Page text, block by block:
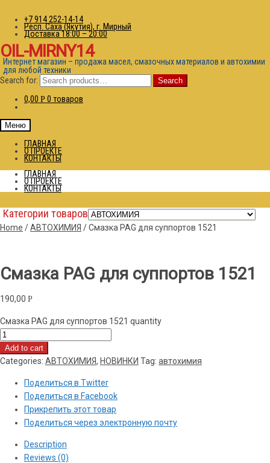
+7 914 252-14-14
Респ. Саха (Якутия), г. Мирный
Доставка 18:00 – 20:00
OIL-MIRNY14
Интернет магазин – продажа масел, смазочных материалов и автохимии
для любой техники
Search for:
Search
0,00 Р 0 товаров
Меню
ГЛАВНАЯ
О ПРОЕКТЕ
КОНТАКТЫ
ГЛАВНАЯ
О ПРОЕКТЕ
КОНТАКТЫ
Категории товаров
Home /АВТОХИМИЯ /Смазка PAG для суппортов 1521
Смазка PAG для суппортов 1521
190,00 Р
Смазка PAG для суппортов 1521 quantity
Add to cart
Categories: АВТОХИМИЯ, НОВИНКИ Tag: автохимия
Поделиться в Twitter
Поделиться в Facebook
Прикрепить этот товар
Поделиться через электронную почту
Description
Reviews (0)